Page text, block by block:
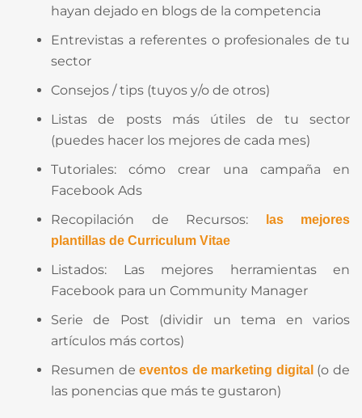
hayan dejado en blogs de la competencia
Entrevistas a referentes o profesionales de tu
sector
Consejos / tips (tuyos y/o de otros)
Listas de posts más útiles de tu sector
(puedes hacer los mejores de cada mes)
Tutoriales: cómo crear una campaña en
Facebook Ads
Recopilación de Recursos:
las mejores
plantillas de Curriculum Vitae
Listados: Las mejores herramientas en
Facebook para un Community Manager
Serie de Post (dividir un tema en varios
artículos más cortos)
Resumen deeventos de marketing digital (o de
las ponencias que más te gustaron)